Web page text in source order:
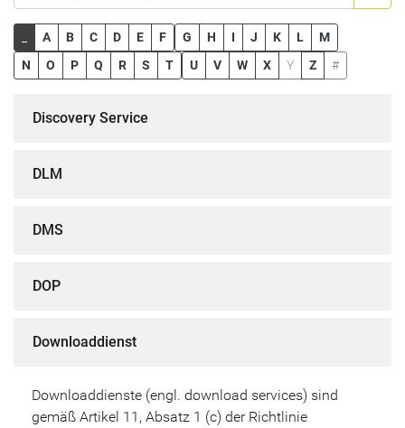
A B C D E F G H I J K L
M
N
O P Q R S T U V W X Y Z #
Discovery Service
DLM
DMS
DOP
Downloaddienst
Downloaddienste (engl. download services) sind
gemäß Artikel 11, Absatz 1 (c) der Richtlinie